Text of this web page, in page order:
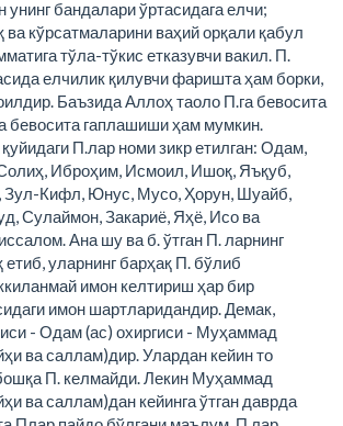
унинг бандалари ўртасидага елчи;
ва кўрсатмаларини ваҳий орқали қабул
тўла-тўкис етказувчи вакил. П.
елчилик қилувчи фаришта ҳам борки,
Баъзида Аллоҳ таоло П.га бевосита
бевосита гаплашиши ҳам мумкин.
П.лар номи зикр етилган: Одам,
Иброҳим, Исмоил, Ишоқ, Яъқуб,
Кифл, Юнус, Мусо, Ҳорун, Шуайб,
Сулаймон, Закариё, Яҳё, Исо ва
Ана шу ва б. ўтган П. ларнинг
етиб, уларнинг барҳақ П. бўлиб
имон келтириш ҳар бир
имон шартларидандир. Демак,
- Одам (ас) охиргиси - Муҳаммад
ва саллам)дир. Улардан кейин то
П. келмайди. Лекин Муҳаммад
ва саллам)дан кейинга ўтган даврда